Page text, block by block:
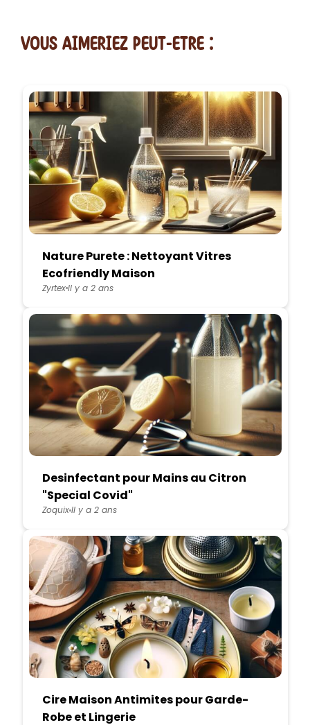
vous AIMERiEZ PEUT-ETRE :
Nature Purete : Nettoyant Vitres
Ecofriendly Maison
ZyrtexIl y a 2 ans
Desinfectant pour Mains au Citron
"Special Covid"
ZoquixIl y a 2 ans
Cire Maison Antimites pour Garde-
Robe et Lingerie